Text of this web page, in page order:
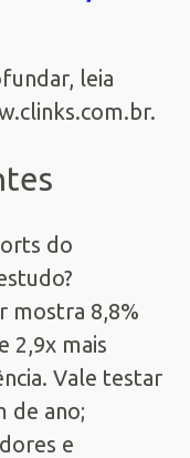
leia
do
mostra 8,8%
2,9x mais
Vale testar
de ano;
e